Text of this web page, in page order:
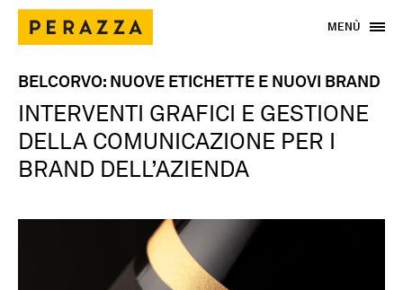
MENÙ
BELCORVO: NUOVE ETICHETTE E NUOVI BRAND
INTERVENTI GRAFICI E GESTIONE
DELLA COMUNICAZIONE PER I
BRAND DELL’AZIENDA